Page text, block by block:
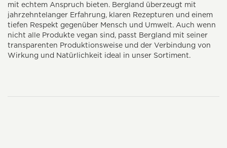
mit echtem Anspruch bieten. Bergland überzeugt mit
jahrzehntelanger Erfahrung, klaren Rezepturen und einem
tiefen Respekt gegenüber Mensch und Umwelt. Auch wenn
nicht alle Produkte vegan sind, passt Bergland mit seiner
transparenten Produktionsweise und der Verbindung von
Wirkung und Natürlichkeit ideal in unser Sortiment.